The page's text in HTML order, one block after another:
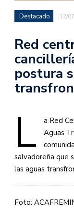
Destacado 12/
Red
postura
L
a Red
Aguas
salvadoreña que
las aguas
Foto: